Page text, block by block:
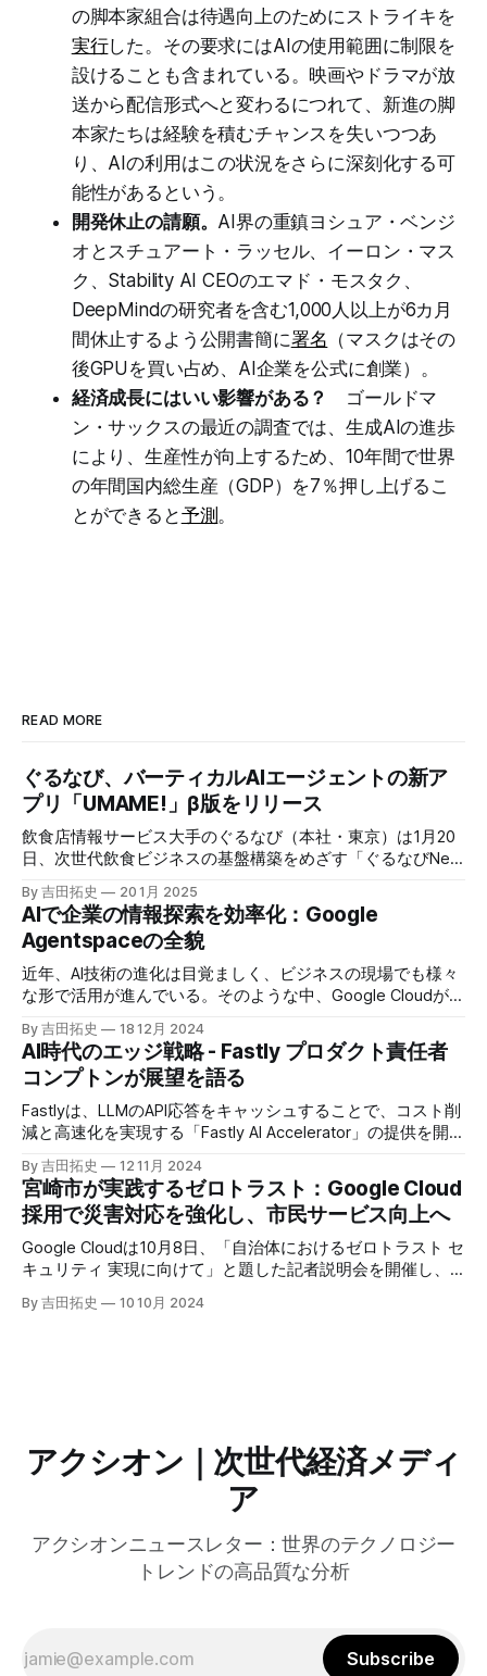
の脚本家組合は待遇向上のためにストライキを
実行した。その要求にはAIの使用範囲に制限を
設けることも含まれている。映画やドラマが放
送から配信形式へと変わるにつれて、新進の脚
本家たちは経験を積むチャンスを失いつつあ
り、AIの利用はこの状況をさらに深刻化する可
能性があるという。
開発休止の請願。 AI界の重鎮ヨシュア・ベンジ
オとスチュアート・ラッセル、イーロン・マス
ク、Stability AI CEOのエマド・モスタク、
DeepMindの研究者を含む1,000人以上が6カ月
間休止するよう公開書簡に署名 （マスクはその
後GPUを買い占め、AI企業を公式に創業）。
経済成長にはいい影響がある？ ゴールドマ
ン・サックスの最近の調査では、生成AIの進歩
により、生産性が向上するため、10年間で世界
の年間国内総生産（GDP）を7％押し上げるこ
とができると予測。
READ MORE
ぐるなび、バーティカルAIエージェントの新ア
プリ「UMAME!」β版をリリース
飲食店情報サービス大手のぐるなび（本社・東京）は1月20
日、次世代飲食ビジネスの基盤構築をめざす「ぐるなびNext
プロジェクト」の初成果として、新たな飲食店探索アプリ
「UMAME!（うまみー！）」のβ版を公開した。
By 吉田拓史 20 1月 2025
AIで企業の情報探索を効率化：Google
Agentspaceの全貌
近年、AI技術の進化は目覚ましく、ビジネスの現場でも様々
な形で活用が進んでいる。そのような中、Google Cloudが新
たに発表したGoogle Agentspaceは、いま注目を集めるAIエ
ージェントがエンタープライズITを大きく変革する予兆と言
えるだろう。
By 吉田拓史 18 12月 2024
AI時代のエッジ戦略 - Fastly プロダクト責任者
コンプトンが展望を語る
Fastlyは、LLMのAPI応答をキャッシュすることで、コスト削
減と高速化を実現する「Fastly AI Accelerator」の提供を開始
した。キップ・コンプトン最高プロダクト責任者（CPO）
は、類似した質問への応答を再利用し、効率的な処理を可能
にすると説明した。さらに、コンプトンは、エッジコンピュ
ーティングの利点を活かしたパーソナライズや、エッジにお
けるGPUの経済性、セキュリティへの取り組みなど、Fastly
のAI戦略について語った。
By 吉田拓史 12 11月 2024
宮崎市が実践するゼロトラスト：Google Cloud
採用で災害対応を強化し、市民サービス向上へ
Google Cloudは10月8日、「自治体におけるゼロトラスト セ
キュリティ 実現に向けて」と題した記者説明会を開催し、
自治体向けにゼロトラストセキュリティ導入を支援するプロ
グラムを発表した。宮崎市の事例では、Google Workspace
By 吉田拓史 10 10月 2024
アクシオン｜次世代経済メディ
ア
アクシオンニュースレター：世界のテクノロジー
トレンドの高品質な分析
Subscribe